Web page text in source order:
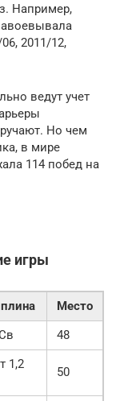
Например,
2011/12,
ведут учет
Но чем
в мире
114 побед на
игры
Место
48
1,2
50